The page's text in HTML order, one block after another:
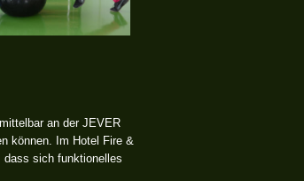
an der JEVER
können. Im Hotel Fire &
dass sich funktionelles